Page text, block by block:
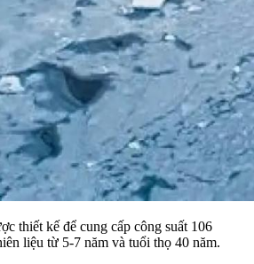
thiết kế để cung cấp công suất 106
liệu từ 5-7 năm và tuổi thọ 40 năm.